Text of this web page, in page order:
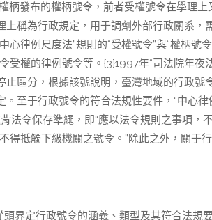
柄發布的權柄號令，前者受權號令在學理上
稱為行政規定，用于調劑外部行政關系，
律例尺度法”規則的“受權號令”與“權柄號
受權的律例號令等。{3}1997年“司法院年夜
區分，根據該號說明，臺灣地域的行政號
至于行政號令的符合法規性要件，“中心律
法令保存準繩，即“應以法令規則之事項，
得抵觸下級機關之號令。”除此之外，關于
界定行政號令的涵義、類型及其符合法規